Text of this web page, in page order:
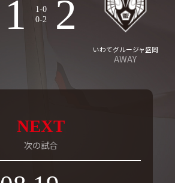
1
1-0
0-2
2
いわてグルージャ盛岡
AWAY
NEXT
次の試合